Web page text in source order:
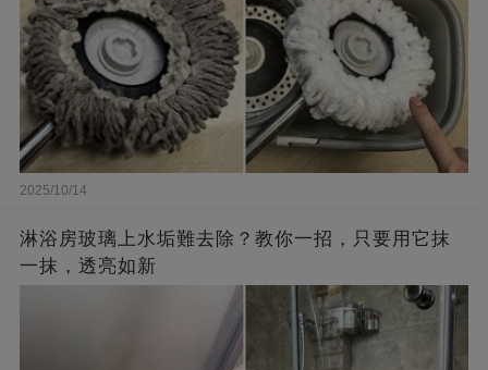
2025/10/14
淋浴房玻璃上水垢難去除？教你一招，只要用它抹
一抹，透亮如新